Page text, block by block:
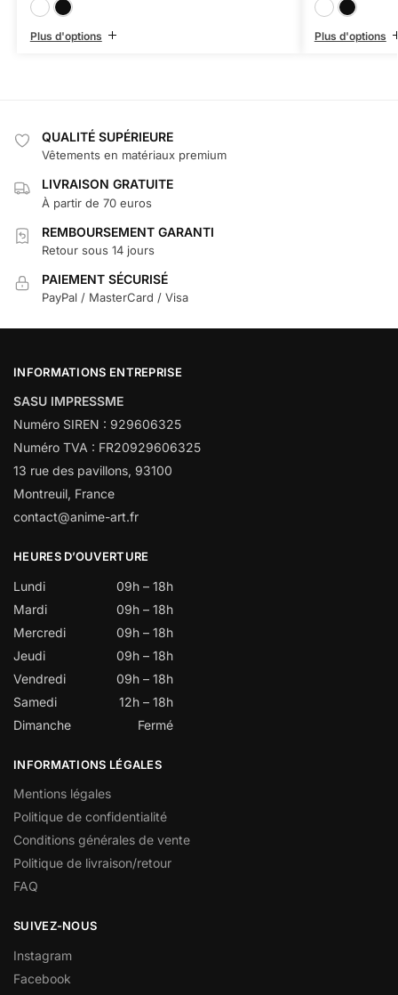
Plus d'options Plus d'options
QUALITÉ SUPÉRIEURE
Vêtements en matériaux premium
LIVRAISON GRATUITE
À partir de 70 euros
REMBOURSEMENT GARANTI
Retour sous 14 jours
PAIEMENT SÉCURISÉ
PayPal / MasterCard / Visa
INFORMATIONS ENTREPRISE
SASU IMPRESSME
Numéro SIREN : 929606325
Numéro TVA : FR20929606325
13 rue des pavillons, 93100
Montreuil, France
contact@anime-art.fr
HEURES D’OUVERTURE
Lundi
09h – 18h
Mardi
09h – 18h
Mercredi
09h – 18h
Jeudi
09h – 18h
Vendredi
09h – 18h
Samedi
12h – 18h
Dimanche
Fermé
INFORMATIONS LÉGALES
Mentions légales
Politique de confidentialité
Conditions générales de vente
Politique de livraison/retour
FAQ
SUIVEZ-NOUS
Instagram
Facebook